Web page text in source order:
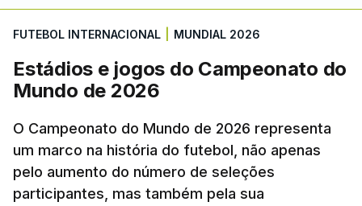
FUTEBOL INTERNACIONAL MUNDIAL 2026
Estádios e jogos do Campeonato do
Mundo de 2026
O Campeonato do Mundo de 2026 representa
um marco na história do futebol, não apenas
pelo aumento do número de seleções
participantes, mas também pela sua